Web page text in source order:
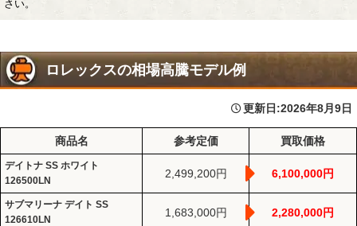
さい。
ロレックスの相場高騰モデル例
更新日:2026年8月9日
商品名 参考定価 買取価格
デイトナ SS ホワイト
126500LN
2,499,200円 6,100,000円
サブマリーナ デイト SS
126610LN
1,683,000円 2,280,000円